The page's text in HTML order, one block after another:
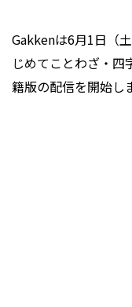
Gakkenは6月1日（
じめてことわざ・四
籍版の配信を開始し